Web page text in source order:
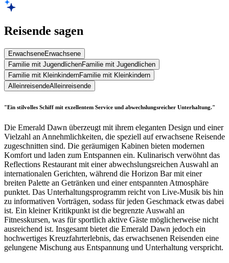
Reisende sagen
ErwachseneErwachsene
Familie mit JugendlichenFamilie mit Jugendlichen
Familie mit KleinkindernFamilie mit Kleinkindern
AlleinreisendeAlleinreisende
"Ein stilvolles Schiff mit exzellentem Service und abwechslungsreicher Unterhaltung."
Die Emerald Dawn überzeugt mit ihrem eleganten Design und einer
Vielzahl an Annehmlichkeiten, die speziell auf erwachsene Reisende
zugeschnitten sind. Die geräumigen Kabinen bieten modernen
Komfort und laden zum Entspannen ein. Kulinarisch verwöhnt das
Reflections Restaurant mit einer abwechslungsreichen Auswahl an
internationalen Gerichten, während die Horizon Bar mit einer
breiten Palette an Getränken und einer entspannten Atmosphäre
punktet. Das Unterhaltungsprogramm reicht von Live-Musik bis hin
zu informativen Vorträgen, sodass für jeden Geschmack etwas dabei
ist. Ein kleiner Kritikpunkt ist die begrenzte Auswahl an
Fitnesskursen, was für sportlich aktive Gäste möglicherweise nicht
ausreichend ist. Insgesamt bietet die Emerald Dawn jedoch ein
hochwertiges Kreuzfahrterlebnis, das erwachsenen Reisenden eine
gelungene Mischung aus Entspannung und Unterhaltung verspricht.